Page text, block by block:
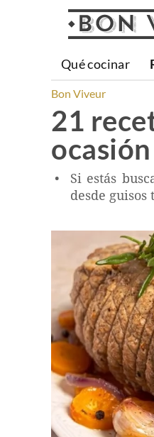
Qué cocinar
Bon Viveur
21
ocasión
Si estás
desde